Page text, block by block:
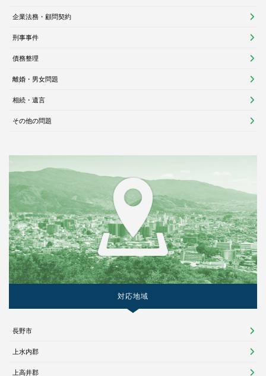
企業法務・顧問契約
刑事事件
債務整理
離婚・男女問題
相続・遺言
その他の問題
対応地域
長野市
上水内郡
上高井郡